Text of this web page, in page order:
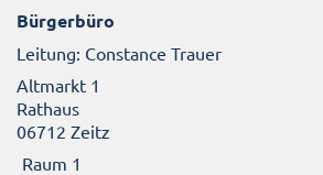
Bürgerbüro
Leitung: Constance Trauer
Altmarkt 1
Rathaus
06712 Zeitz
Raum 1